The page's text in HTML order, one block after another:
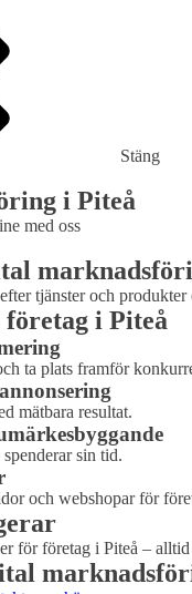
Stäng
i Piteå
med oss
tjänster och
i Piteå
ta plats framför
mätbara resultat.
sin tid.
och webshopar för
för företag i Piteå –